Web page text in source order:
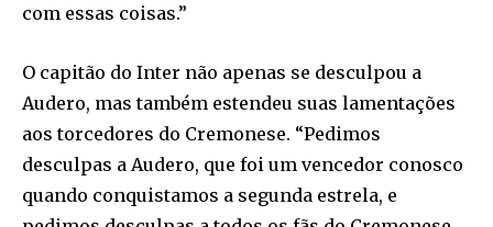
com essas coisas.”
O capitão do Inter não apenas se desculpou a
Audero, mas também estendeu suas lamentações
aos torcedores do Cremonese. “Pedimos
desculpas a Audero, que foi um vencedor conosco
quando conquistamos a segunda estrela, e